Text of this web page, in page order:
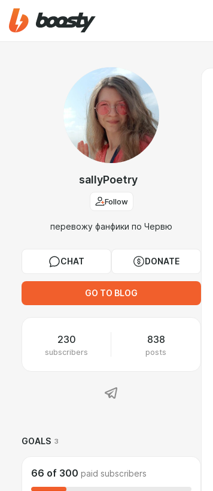
sallyPoetry
Follow
перевожу фанфики по Червю
CHAT DONATE
GO TO BLOG
230
subscribers
838
posts
GOALS 3
66 of 300 paid subscribers